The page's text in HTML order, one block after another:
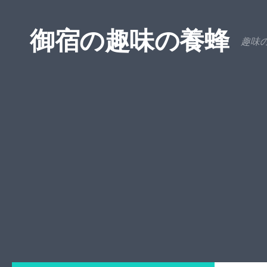
御宿の趣味の養蜂 趣味